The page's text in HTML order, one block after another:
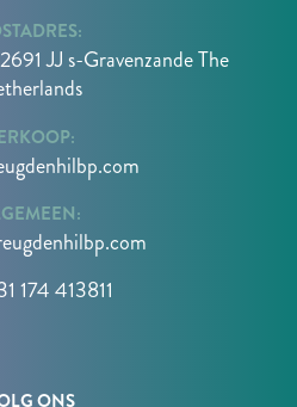
JJ s-Gravenzande The
174 413811
ONS